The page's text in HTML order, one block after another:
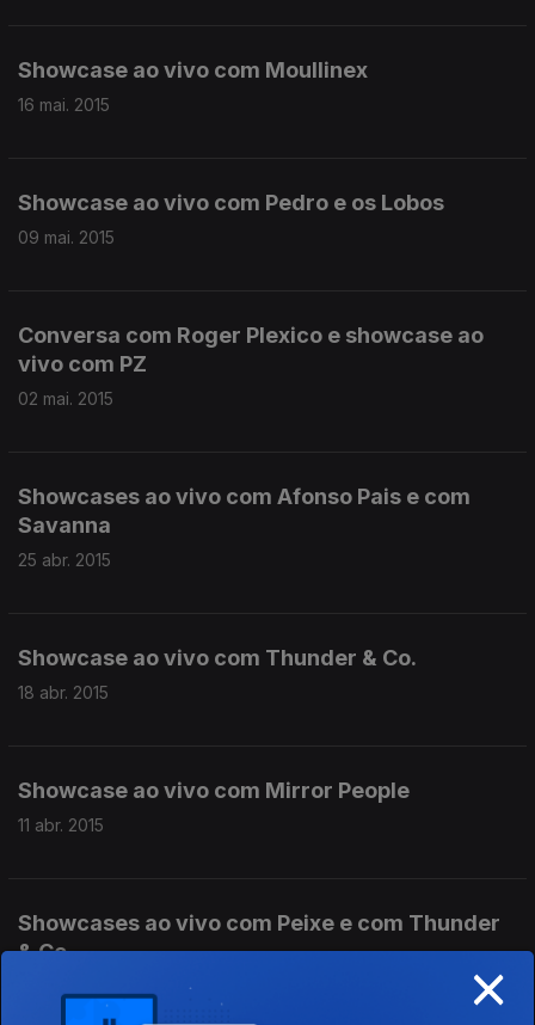
Showcase ao vivo com Moullinex
16 mai. 2015
Showcase ao vivo com Pedro e os Lobos
09 mai. 2015
Conversa com Roger Plexico e showcase ao
vivo com PZ
02 mai. 2015
Showcases ao vivo com Afonso Pais e com
Savanna
25 abr. 2015
Showcase ao vivo com Thunder & Co.
18 abr. 2015
Showcase ao vivo com Mirror People
11 abr. 2015
Showcases ao vivo com Peixe e com Thunder
& Co.
×